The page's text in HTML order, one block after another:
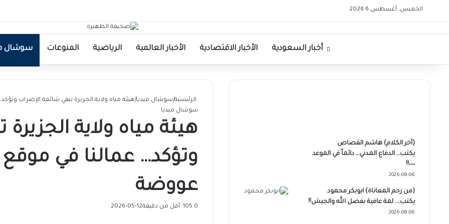
الخميس, أغسطس 6 2026
الرئيسيةأخبار السعودية الأخبار الاقتصادية الأخبار العالمية الرياضية المنوعات سوشال
الرئيسية|سوشال ميديا|هيئة مياه ولاية الجزيرة تنفي شائعة الإضراب
سوشال ميديا
هيئة مياه ولاية
وتؤكد… عمالنا في
عووضة
2026-05-12 0 أقل من دقيقة
(آخر الكلام) هاشم القصاص
يكتب… الدفاع المدني… دائماً في الموعد
٠٠٠٠!!
2026-08-06
(من رحم المعاناة) ابوبكر محمود
يكتب…. لمة عافية بفضل الله والجيش!!
2026-08-06